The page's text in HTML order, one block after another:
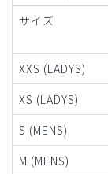
サイズ
XXS (LADYS)
XS (LADYS)
S (MENS)
M (MENS)